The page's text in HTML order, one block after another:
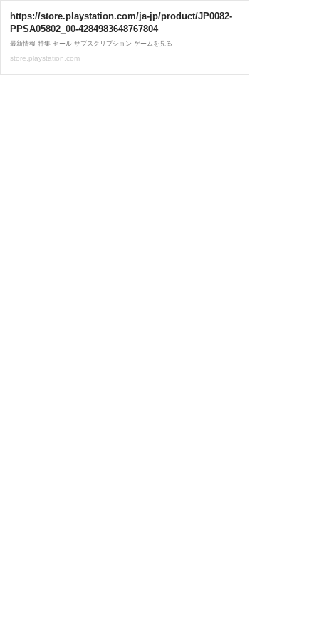
https://store.playstation.com/ja-jp/product/JP0082-
PPSA05802_00-4284983648767804
最新情報 特集 セール サブスクリプション ゲームを見る
store.playstation.com